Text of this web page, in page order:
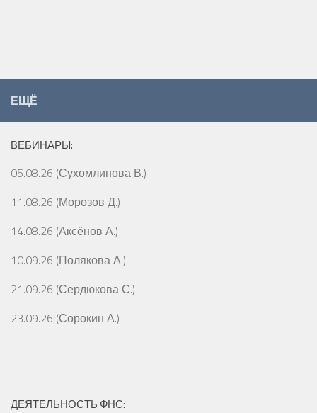
ЕЩЁ
ВЕБИНАРЫ:
05.08.26 (Сухомлинова В.)
11.08.26 (Морозов Д.)
14.08.26 (Аксёнов А.)
10.09.26 (Полякова А.)
21.09.26 (Сердюкова С.)
23.09.26 (Сорокин А.)
ДЕЯТЕЛЬНОСТЬ ФНС: